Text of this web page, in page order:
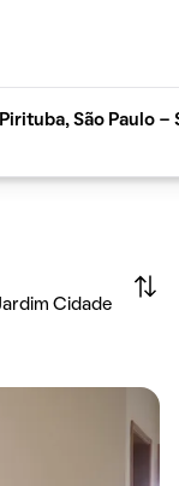
São Paulo -
Cidade